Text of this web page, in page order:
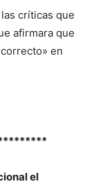
críticas que
afirmara que
en
el